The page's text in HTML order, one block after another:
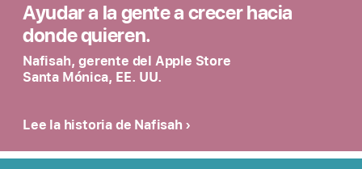
Ayudar a la gente a crecer hacia
donde quieren.
Nafisah, gerente del Apple Store
Santa Mónica, EE. UU.
Lee la historia de Nafisah